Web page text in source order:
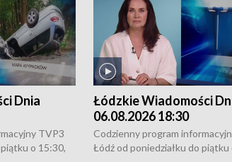
Dnia
TVP3
o 15:30,
Łódzkie Wiadomości
06.08.2026 18:30
Codzienny program
Łódź od poniedziałku do piątku